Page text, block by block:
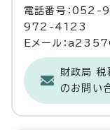
電話番号：
972-4123
Eメール：
財政局 税
のお問い